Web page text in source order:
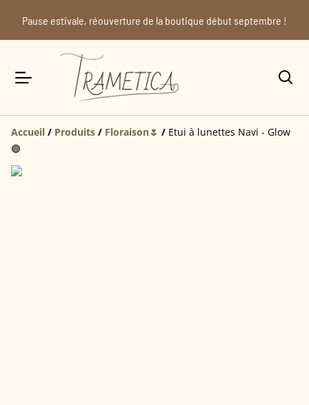
Pause estivale, réouverture de la boutique début septembre !
Accueil / Produits / Floraison🌷 / Etui à lunettes Navi - Glow
🟢